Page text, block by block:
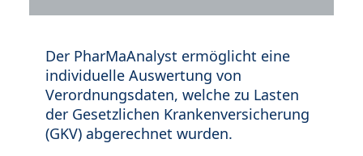
Der PharMaAnalyst ermöglicht eine
individuelle Auswertung von
Verordnungsdaten, welche zu Lasten
der Gesetzlichen Krankenversicherung
(GKV) abgerechnet wurden.